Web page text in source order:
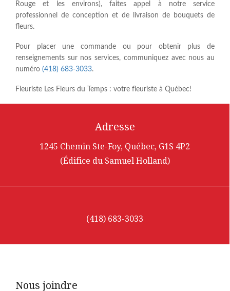
Rouge et les environs), faites appel à notre service
professionnel de conception et de livraison de bouquets de
fleurs.
Pour placer une commande ou pour obtenir plus de
renseignements sur nos services, communiquez avec nous au
numéro (418) 683-3033.
Fleuriste Les Fleurs du Temps : votre fleuriste à Québec!
Adresse
1245 Chemin Ste-Foy, Québec, G1S 4P2
(Édifice du Samuel Holland)
(418) 683-3033
Nous joindre